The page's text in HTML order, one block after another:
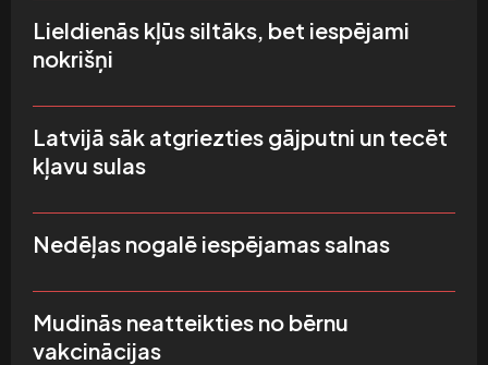
Lieldienās kļūs siltāks, bet iespējami
nokrišņi
Latvijā sāk atgriezties gājputni un tecēt
kļavu sulas
Nedēļas nogalē iespējamas salnas
Mudinās neatteikties no bērnu
vakcinācijas